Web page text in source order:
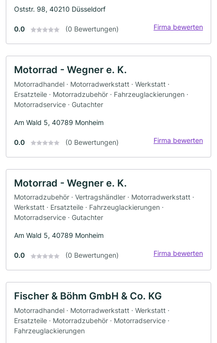
Oststr. 98, 40210 Düsseldorf
0.0 (0 Bewertungen) Firma bewerten
Motorrad - Wegner e. K.
Motorradhandel · Motorradwerkstatt · Werkstatt ·
Ersatzteile · Motorradzubehör · Fahrzeuglackierungen ·
Motorradservice · Gutachter
Am Wald 5, 40789 Monheim
0.0 (0 Bewertungen) Firma bewerten
Motorrad - Wegner e. K.
Motorradzubehör · Vertragshändler · Motorradwerkstatt ·
Werkstatt · Ersatzteile · Fahrzeuglackierungen ·
Motorradservice · Gutachter
Am Wald 5, 40789 Monheim
0.0 (0 Bewertungen) Firma bewerten
Fischer & Böhm GmbH & Co. KG
Motorradhandel · Motorradwerkstatt · Werkstatt ·
Ersatzteile · Motorradzubehör · Motorradservice ·
Fahrzeuglackierungen